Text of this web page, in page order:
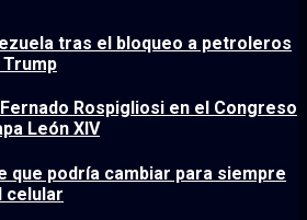
tras el bloqueo a petroleros
Rospigliosi en el Congreso
León XIV
que podría cambiar para siempre
celular